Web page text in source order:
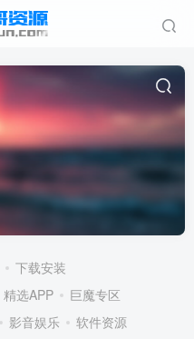
下载安装
精选APP
巨魔专区
影音娱乐
软件资源